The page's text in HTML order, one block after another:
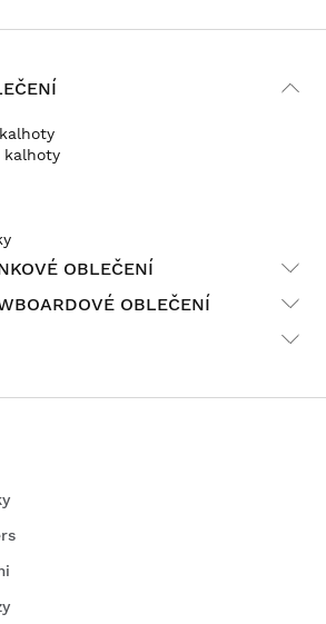
kalhoty
OBLEČENÍ
OBLEČENÍ